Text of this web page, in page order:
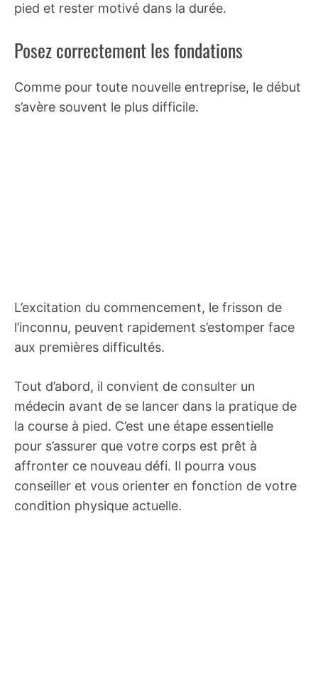
pied et rester motivé dans la durée.
Posez correctement les fondations
Comme pour toute nouvelle entreprise, le début
s’avère souvent le plus difficile.
L’excitation du commencement, le frisson de
l’inconnu, peuvent rapidement s’estomper face
aux premières difficultés.
Tout d’abord, il convient de consulter un
médecin avant de se lancer dans la pratique de
la course à pied. C’est une étape essentielle
pour s’assurer que votre corps est prêt à
affronter ce nouveau défi. Il pourra vous
conseiller et vous orienter en fonction de votre
condition physique actuelle.